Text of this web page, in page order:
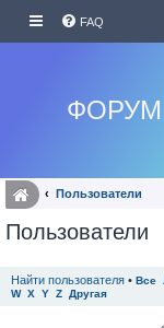
FAQ
ФОРУМ
Пользователи
Пользователи
Найти пользователя • Все
W X Y Z Другая